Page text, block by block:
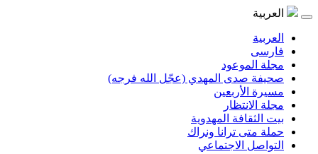
المهدي (عجّل الله فرجه)
المهدوية
ترانا ونراك
الاجتماعي